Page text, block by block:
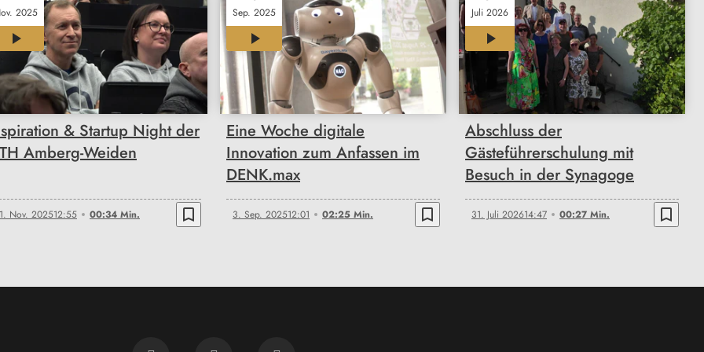
2025
00:34
& Startup Night der
Amberg-Weiden
Nov. 202512:55 00:34 Min. bookmark_border
Sep. 2025
02:25
Eine Woche digitale
Innovation zum Anfassen im
DENK.max
3. Sep. 202512:01 02:25 Min. bookmark_border
Juli 2026
00:27
Abschluss der
Gästeführerschulung mit
Besuch in der Synagoge
31. Juli 202614:47 00:27 Min. bookmark_border